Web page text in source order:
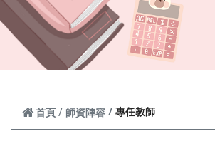
首頁 師資陣容 專任教師